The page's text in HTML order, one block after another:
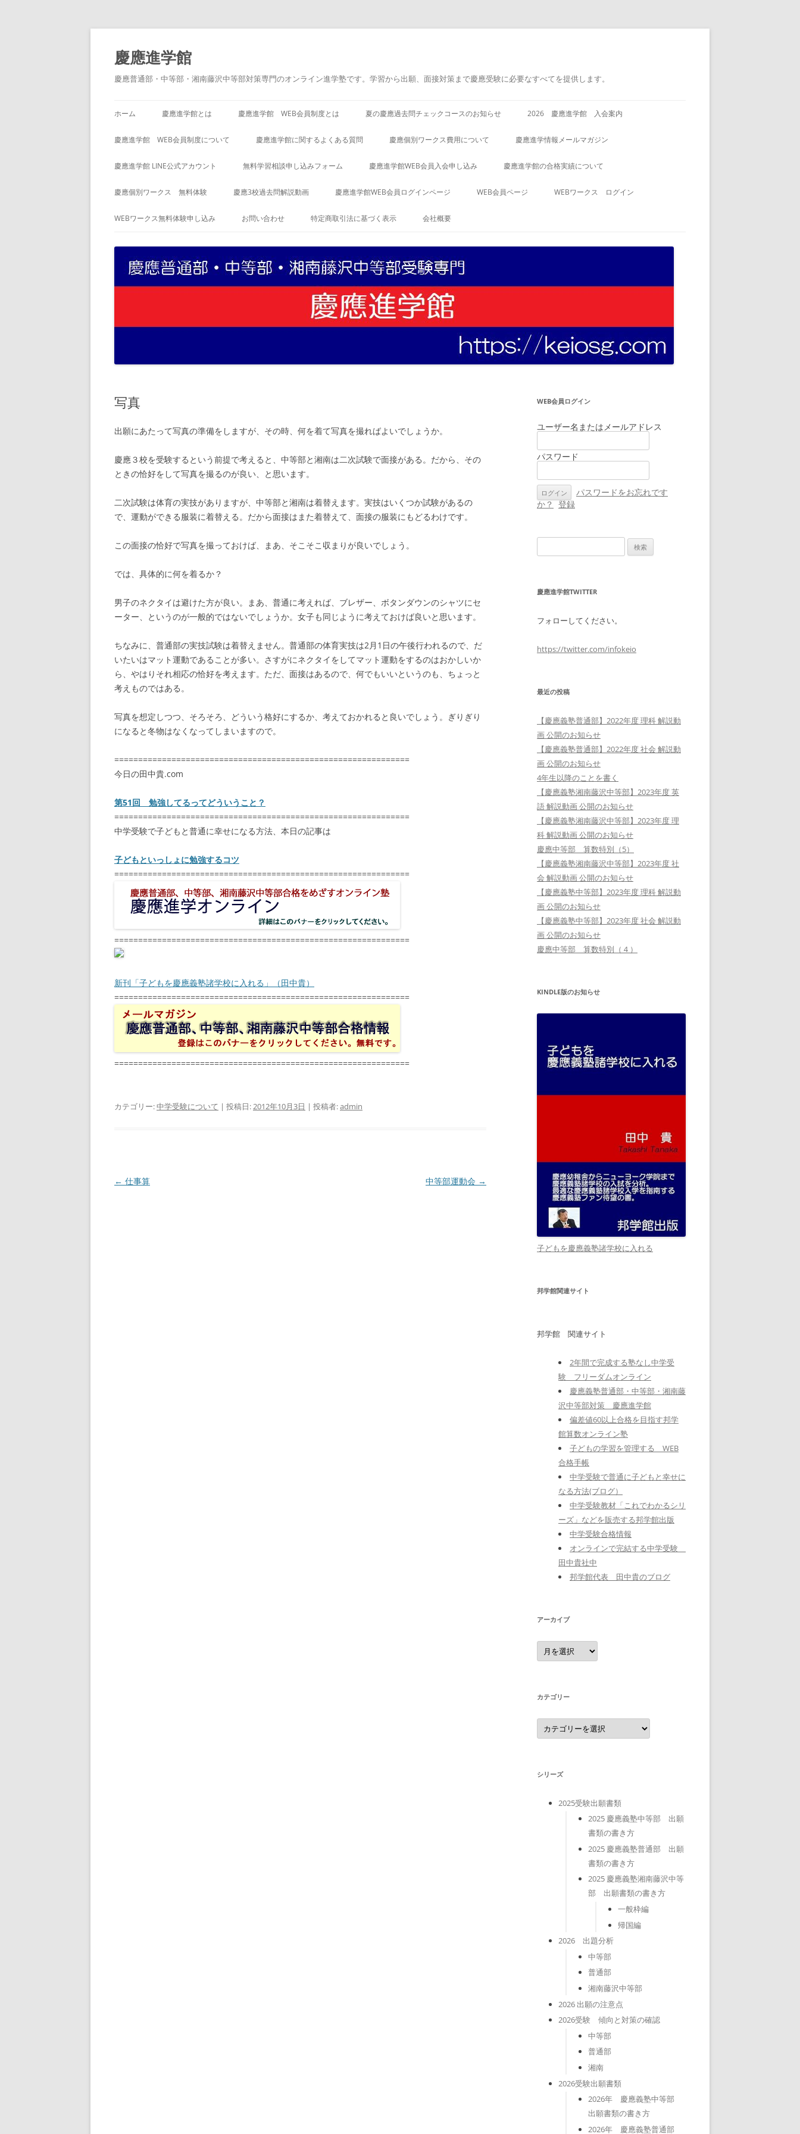
コ
テ
ン
ツ
へ
ス
慶應進学館
慶應普通部・中等部・湘南藤沢中等部対策専門のオンライン進学塾です。学習から出願、面接対策まで慶應受験に必要なすべてを提供します。
ホーム 慶應進学館とは 慶應進学館 WEB会員制度とは 夏の慶應過去問チェックコースのお知らせ 2026 慶應進学館 入会案内
慶應進学館 WEB会員制度について 慶應進学館に関するよくある質問 慶應個別ワークス費用について 慶應進学情報メールマガジン
慶應進学館 LINE公式アカウント 無料学習相談申し込みフォーム 慶應進学館WEB会員入会申し込み 慶應進学館の合格実績について
慶應個別ワークス 無料体験 慶應3校過去問解説動画 慶應進学館WEB会員ログインページ WEB会員ページ WEBワークス ログイン
WEBワークス無料体験申し込み お問い合わせ 特定商取引法に基づく表示 会社概要
写真
出願にあたって写真の準備をしますが、その時、何を着て写真を撮ればよいでしょうか。
慶應３校を受験するという前提で考えると、中等部と湘南は二次試験で面接がある。だから、その
ときの恰好をして写真を撮るのが良い、と思います。
二次試験は体育の実技がありますが、中等部と湘南は着替えます。実技はいくつか試験があるの
で、運動ができる服装に着替える。だから面接はまた着替えて、面接の服装にもどるわけです。
この面接の恰好で写真を撮っておけば、まあ、そこそこ収まりが良いでしょう。
では、具体的に何を着るか？
男子のネクタイは避けた方が良い。まあ、普通に考えれば、ブレザー、ボタンダウンのシャツにセ
ーター、というのが一般的ではないでしょうか。女子も同じように考えておけば良いと思います。
ちなみに、普通部の実技試験は着替えません。普通部の体育実技は2月1日の午後行われるので、だ
いたいはマット運動であることが多い。さすがにネクタイをしてマット運動をするのはおかしいか
ら、やはりそれ相応の恰好を考えます。ただ、面接はあるので、何でもいいというのも、ちょっと
考えものではある。
写真を想定しつつ、そろそろ、どういう格好にするか、考えておかれると良いでしょう。ぎりぎり
になると冬物はなくなってしまいますので。
==============================================================
今日の田中貴.com
第51回 勉強してるってどういうこと？
==============================================================
中学受験で子どもと普通に幸せになる方法、本日の記事は
子どもといっしょに勉強するコツ
==============================================================
==============================================================
新刊「子どもを慶應義塾諸学校に入れる」（田中貴）
==============================================================
==============================================================
カテゴリー:中学受験について | 投稿日:2012年10月3日 | 投稿者:admin
投
← 仕事算 中等部運動会 →
WEB会員ログイン
ユーザー名またはメールアドレス
パスワード
パスワードをお忘れです
か？ 登録
索:
慶應進学館TWITTER
フォローしてください。
https://twitter.com/infokeio
最近の投稿
【慶應義塾普通部】2022年度 理科 解説動
画 公開のお知らせ
【慶應義塾普通部】2022年度 社会 解説動
画 公開のお知らせ
4年生以降のことを書く
【慶應義塾湘南藤沢中等部】2023年度 英
語 解説動画 公開のお知らせ
【慶應義塾湘南藤沢中等部】2023年度 理
科 解説動画 公開のお知らせ
慶應中等部 算数特別（5）
【慶應義塾湘南藤沢中等部】2023年度 社
会 解説動画 公開のお知らせ
【慶應義塾中等部】2023年度 理科 解説動
画 公開のお知らせ
【慶應義塾中等部】2023年度 社会 解説動
画 公開のお知らせ
慶應中等部 算数特別（４）
KINDLE版のお知らせ
子どもを慶應義塾諸学校に入れる
邦学館関連サイト
邦学館 関連サイト
2年間で完成する塾なし中学受
験 フリーダムオンライン
慶應義塾普通部・中等部・湘南藤
沢中等部対策 慶應進学館
偏差値60以上合格を目指す邦学
館算数オンライン塾
子どもの学習を管理する WEB
合格手帳
中学受験で普通に子どもと幸せに
なる方法(ブログ）
中学受験教材「これでわかるシリ
ーズ」などを販売する邦学館出版
中学受験合格情報
オンラインで完結する中学受験
田中貴社中
邦学館代表 田中貴のブログ
アーカイブ
ア
ー
カ
カテゴリー
カ
テ
ゴ
シリーズ
2025受験出願書類
2025 慶應義塾中等部 出願
書類の書き方
2025 慶應義塾普通部 出願
書類の書き方
2025 慶應義塾湘南藤沢中等
部 出願書類の書き方
一般枠編
帰国編
2026 出題分析
中等部
普通部
湘南藤沢中等部
2026 出願の注意点
2026受験 傾向と対策の確認
中等部
普通部
湘南
2026受験出願書類
2026年 慶應義塾中等部
出願書類の書き方
2026年 慶應義塾普通部